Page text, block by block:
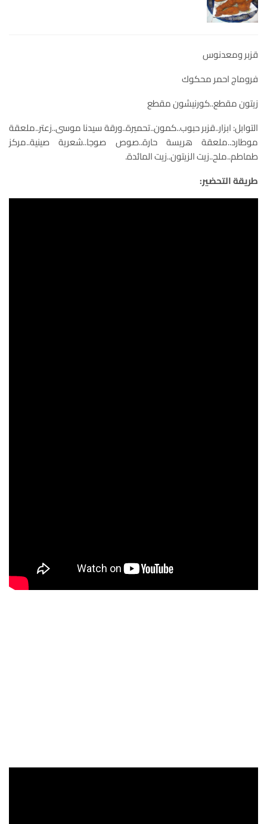
قزبر ومعدنوس
فروماج احمر محكوك
زيتون مقطع..كورنيشون مقطع
التوابل: ابزار..قزبر حبوب..كمون..تحميرة..ورقة سيدنا موسى..زعتر..ملعقة
موطارد..ملعقة هريسة حارة..صوص صوجا..شعرية صينية..مركز
طماطم..ملح..زيت الزيتون..زيت المائدة.
طريقة التحضير: